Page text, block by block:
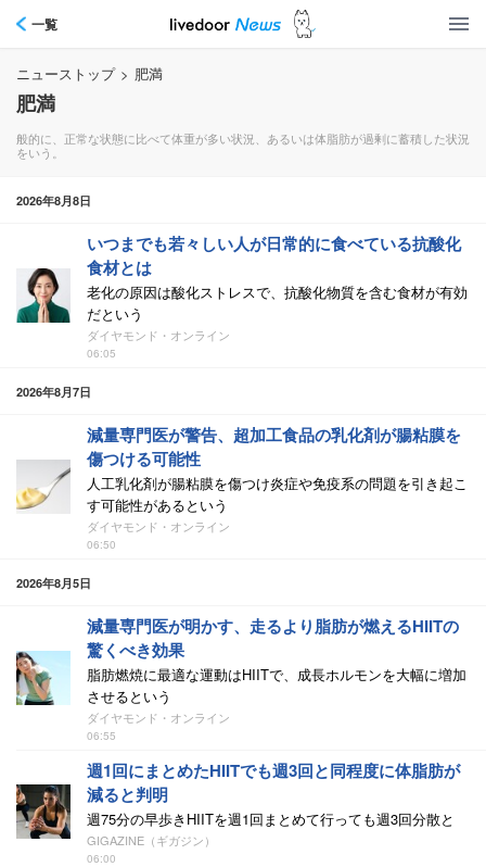
一覧
ニューストップ > 肥満
肥満
般的に、正常な状態に比べて体重が多い状況、あるいは体脂肪が過剰に蓄積した状況
をいう。
2026年8月8日
いつまでも若々しい人が日常的に食べている抗酸化
食材とは
老化の原因は酸化ストレスで、抗酸化物質を含む食材が有効
だという
ダイヤモンド・オンライン
06:05
2026年8月7日
減量専門医が警告、超加工食品の乳化剤が腸粘膜を
傷つける可能性
人工乳化剤が腸粘膜を傷つけ炎症や免疫系の問題を引き起こ
す可能性があるという
ダイヤモンド・オンライン
06:50
2026年8月5日
減量専門医が明かす、走るより脂肪が燃えるHIITの
驚くべき効果
脂肪燃焼に最適な運動はHIITで、成長ホルモンを大幅に増加
させるという
ダイヤモンド・オンライン
06:55
週1回にまとめたHIITでも週3回と同程度に体脂肪が
減ると判明
週75分の早歩きHIITを週1回まとめて行っても週3回分散と
GIGAZINE（ギガジン）
06:00